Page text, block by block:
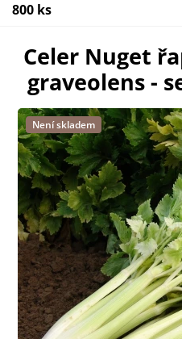
800 ks
Celer Nuget
graveolens -
Není skladem